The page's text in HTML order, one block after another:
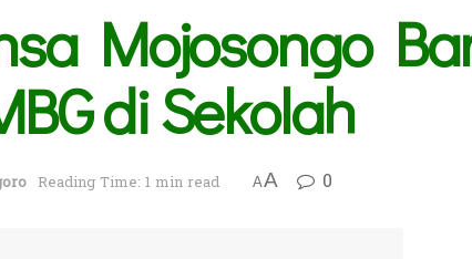
Mojosongo
di Sekolah
Reading Time: 1 min read AA 0